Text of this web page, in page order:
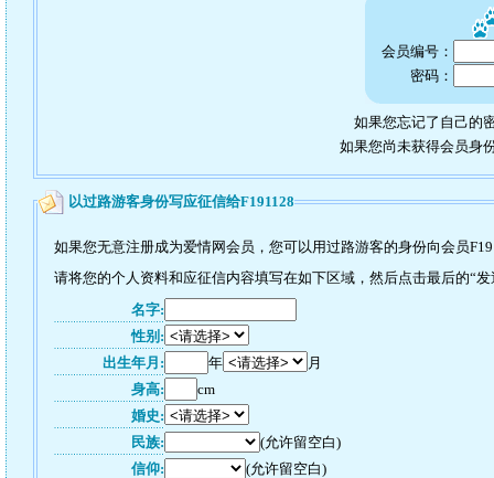
会员编号：
密码：
如果您忘记了自己的
如果您尚未获得会员身
以过路游客身份写应征信给F191128
如果您无意注册成为爱情网会员，您可以用过路游客的身份向会员
请将您的个人资料和应征信内容填写在如下区域，然后点击最后的“
名字:
性别:
出生年月:
年
月
身高:
cm
婚史:
民族:
(允许留空白)
信仰:
(允许留空白)